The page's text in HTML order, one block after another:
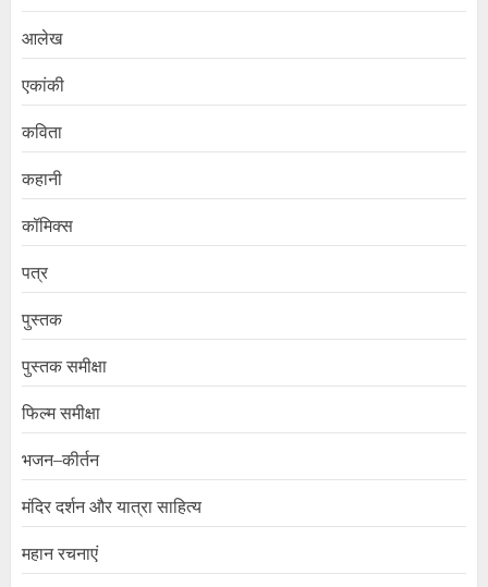
आलेख
एकांकी
कविता
कहानी
कॉमिक्स
पत्र
पुस्तक
पुस्तक समीक्षा
फिल्म समीक्षा
भजन–कीर्तन
मंदिर दर्शन और यात्रा साहित्य
महान रचनाएं